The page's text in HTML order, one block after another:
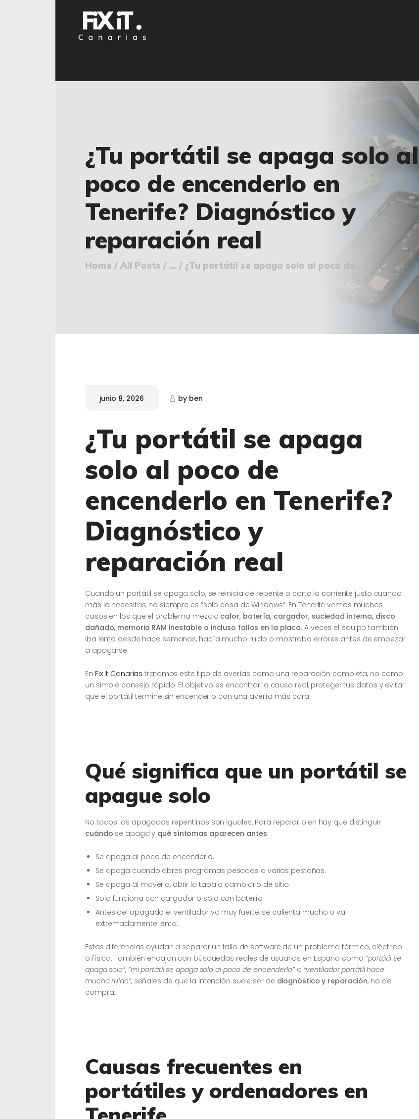
¿Tu portátil se apaga solo al
poco de encenderlo en
Tenerife? Diagnóstico y
reparación real
Home All Posts ... ¿Tu portátil se apaga solo al poco de...
ADICIONALES
📞 CONTACTOS
✅ UBICACIONES
📝 BLOG
¿QUIÉNES SOMOS?
🔒 POLÍTICA DE
PRIVACIDAD
junio 8, 2026 byben
¿Tu portátil se apaga
solo al poco de
encenderlo en Tenerife?
Diagnóstico y
reparación real
Cuando un portátil se apaga solo, se reinicia de repente o corta la corriente justo cuando
más lo necesitas, no siempre es “solo cosa de Windows”. En Tenerife vemos muchos
casos en los que el problema mezcla calor, batería, cargador, suciedad interna, disco
dañado, memoria RAM inestable o incluso fallos en la placa. A veces el equipo también
iba lento desde hace semanas, hacía mucho ruido o mostraba errores antes de empezar
a apagarse.
En Fix It Canarias tratamos este tipo de averías como una reparación completa, no como
un simple consejo rápido. El objetivo es encontrar la causa real, proteger tus datos y evitar
que el portátil termine sin encender o con una avería más cara.
Qué significa que un portátil se
apague solo
No todos los apagados repentinos son iguales. Para reparar bien hay que distinguir
cuándo se apaga y qué síntomas aparecen antes:
Se apaga al poco de encenderlo.
Se apaga cuando abres programas pesados o varias pestañas.
Se apaga al moverlo, abrir la tapa o cambiarlo de sitio.
Solo funciona con cargador o solo con batería.
Antes del apagado el ventilador va muy fuerte, se calienta mucho o va
extremadamente lento.
Estas diferencias ayudan a separar un fallo de software de un problema térmico, eléctrico
o físico. También encajan con búsquedas reales de usuarios en España como “portátil se
apaga solo”, “mi portátil se apaga solo al poco de encenderlo”o “ventilador portátil hace
mucho ruido”, señales de que la intención suele ser de diagnóstico y reparación, no de
compra.
Causas frecuentes en
portátiles y ordenadores en